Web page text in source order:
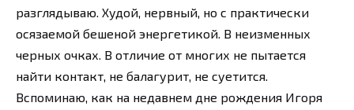
разглядываю. Худой, нервный, но с практически
осязаемой бешеной энергетикой. В неизменных
черных очках. В отличие от многих не пытается
найти контакт, не балагурит, не суетится.
Вспоминаю, как на недавнем дне рождения Игоря